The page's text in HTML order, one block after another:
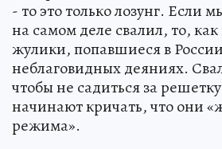
- то это только лозунг. Если
на самом деле свалил, то,
жулики, попавшиеся в
неблаговидных деяниях.
чтобы не садиться за
начинают кричать, что они
режима».